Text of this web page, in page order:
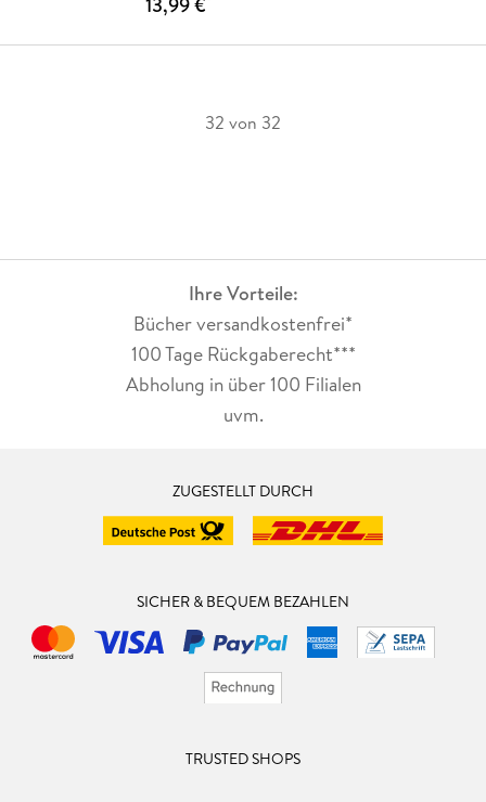
32 von 32
Ihre Vorteile:
Bücher versandkostenfrei*
100 Tage Rückgaberecht***
Abholung in über 100 Filialen
uvm.
ZUGESTELLT DURCH
SICHER & BEQUEM BEZAHLEN
TRUSTED SHOPS